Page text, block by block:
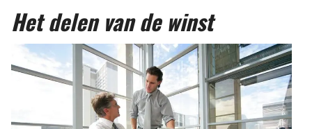
Het delen van de winst